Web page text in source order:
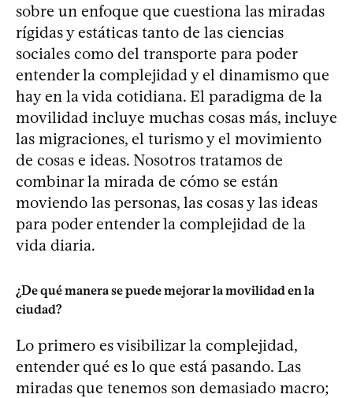
sobre un enfoque que cuestiona las miradas
rígidas y estáticas tanto de las ciencias
sociales como del transporte para poder
entender la complejidad y el dinamismo que
hay en la vida cotidiana. El paradigma de la
movilidad incluye muchas cosas más, incluye
las migraciones, el turismo y el movimiento
de cosas e ideas. Nosotros tratamos de
combinar la mirada de cómo se están
moviendo las personas, las cosas y las ideas
para poder entender la complejidad de la
vida diaria.
¿De qué manera se puede mejorar la movilidad en la
ciudad?
Lo primero es visibilizar la complejidad,
entender qué es lo que está pasando. Las
miradas que tenemos son demasiado macro;